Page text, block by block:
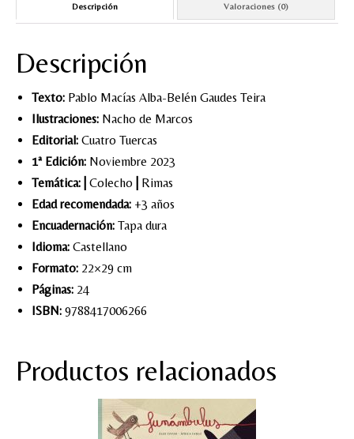
Descripción Valoraciones (0)
Descripción
Texto: Pablo Macías Alba-Belén Gaudes Teira
Ilustraciones: Nacho de Marcos
Editorial: Cuatro Tuercas
1ª Edición: Noviembre 2023
Temática: Colecho
Rimas
Edad recomendada: +3 años
Encuadernación: Tapa dura
Idioma: Castellano
Formato: 22×29 cm
Páginas: 24
ISBN: 9788417006266
Productos relacionados